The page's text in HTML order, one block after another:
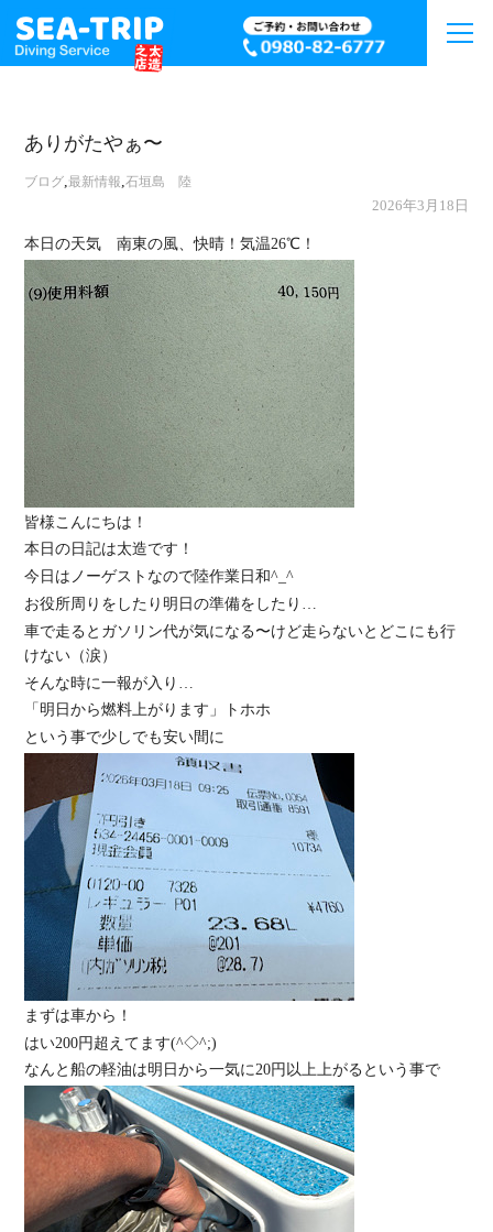
ありがたやぁ〜
ブログ,最新情報,石垣島 陸
2026年3月18日
本日の天気 南東の風、快晴！気温26℃！
皆様こんにちは！
本日の日記は太造です！
今日はノーゲストなので陸作業日和^_^
お役所周りをしたり明日の準備をしたり…
車で走るとガソリン代が気になる〜けど走らないとどこにも行
けない（涙）
そんな時に一報が入り…
「明日から燃料上がります」トホホ
という事で少しでも安い間に
まずは車から！
はい200円超えてます(^◇^;)
なんと船の軽油は明日から一気に20円以上上がるという事で